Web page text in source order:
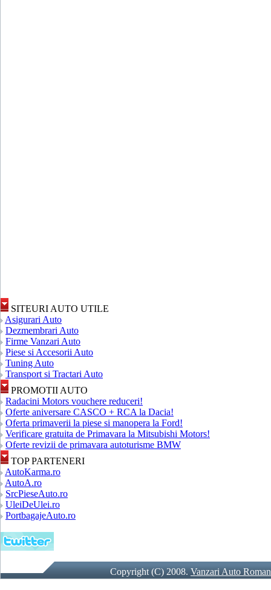
SITEURI AUTO UTILE
Asigurari Auto
Dezmembrari Auto
Firme Vanzari Auto
Piese si Accesorii Auto
Tuning Auto
Transport si Tractari Auto
PROMOTII AUTO
Radacini Motors vouchere reduceri!
Oferte aniversare CASCO + RCA la Dacia!
Oferta primaverii la piese si manopera la Ford!
Verificare gratuita de Primavara la Mitsubishi Motors!
Oferte revizii de primavara autoturisme BMW
TOP PARTENERI
AutoKarma.ro
AutoA.ro
SrcPieseAuto.ro
UleiDeUlei.ro
PortbagajeAuto.ro
Copyright (C) 2008.Vanzari Auto